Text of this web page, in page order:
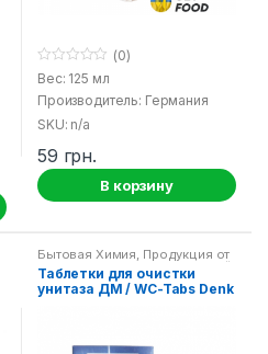
0
o
u
o
5
(0)
Вес: 125 мл
Производитель: Германия
SKU: n/a
59 грн.
В корзину
Бытовая Химия Продукция от
Denk Mit Средства для ванной
и туалета
Таблетки для очистки
унитаза ДМ / WC-Tabs Denk